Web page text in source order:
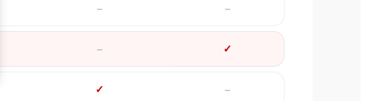
✓
✓